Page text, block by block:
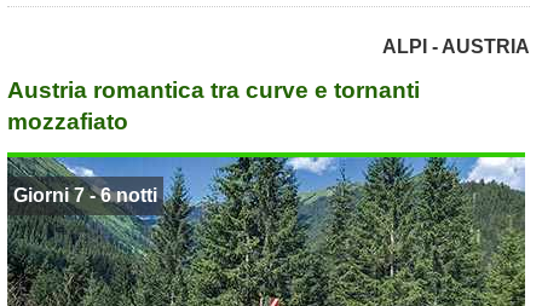
ALPI - AUSTRIA
Austria romantica tra curve e tornanti
mozzafiato
Giorni 7 - 6 notti